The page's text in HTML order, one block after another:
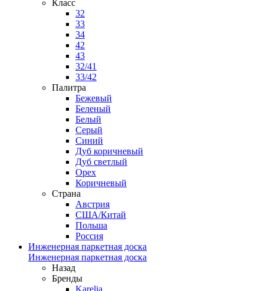
Класс
32
33
34
42
43
32/41
33/42
Палитра
Бежевый
Беленый
Белый
Серый
Синий
Дуб коричневый
Дуб светлый
Орех
Коричневый
Страна
Австрия
США/Китай
Польша
Россия
Инженерная паркетная доска
Инженерная паркетная доска
Назад
Бренды
Karelia